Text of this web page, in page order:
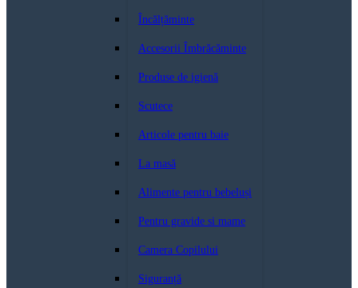
Încălțăminte
Accesorii Îmbrăcăminte
Produse de igienă
Scutece
Articole pentru baie
La masă
Alimente pentru bebeluși
Pentru gravide si mame
Camera Copilului
Siguranță